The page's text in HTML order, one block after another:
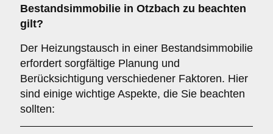
Bestandsimmobilie in Otzbach zu beachten
gilt?
Der Heizungstausch in einer Bestandsimmobilie
erfordert sorgfältige Planung und
Berücksichtigung verschiedener Faktoren. Hier
sind einige wichtige Aspekte, die Sie beachten
sollten: